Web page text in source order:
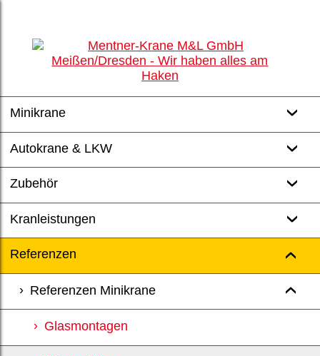
Minikrane
Autokrane & LKW
Zubehör
Kranleistungen
Referenzen
Referenzen Minikrane
Glasmontagen